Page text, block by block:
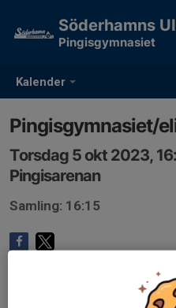
Kalender
Söderhamns
Pingisgymnasiet
Pingisgymnasiet/
Torsdag 5 okt 2023,
Pingisarenan
Samling: 16:15